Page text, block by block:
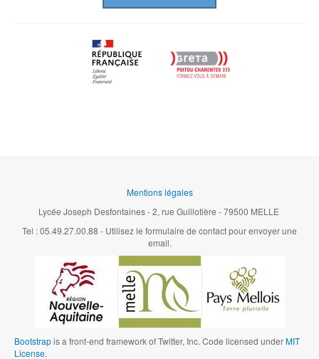
Mentions légales
Lycée Joseph Desfontaines - 2, rue Guillotière - 79500 MELLE
Tel : 05.49.27.00.88 - Utilisez le formulaire de contact pour envoyer une
email.
Bootstrapis a front-end framework of Twitter, Inc. Code licensed underMIT
License.